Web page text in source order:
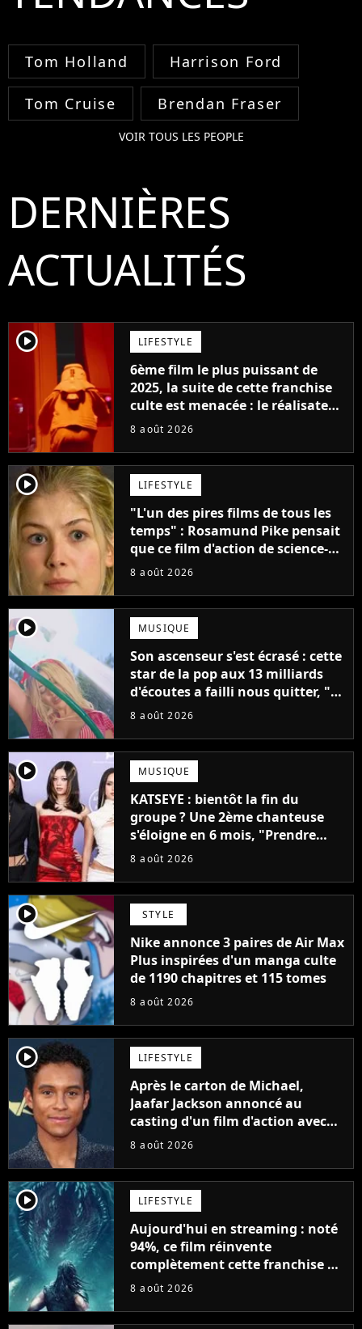
Tom Holland Harrison Ford
Tom Cruise Brendan Fraser
VOIR TOUS LES PEOPLE
DERNIÈRES
ACTUALITÉS
player2 LIFESTYLE
6ème film le plus puissant de
2025, la suite de cette franchise
culte est menacée : le réalisateur
claque la porte pour "différends
8 août 2026
player2 LIFESTYLE
"L'un des pires films de tous les
temps" : Rosamund Pike pensait
que ce film d'action de science-
fiction avec Dwayne Johnson
8 août 2026
player2 MUSIQUE
Son ascenseur s'est écrasé : cette
star de la pop aux 13 milliards
d'écoutes a failli nous quitter, "Je
pensais ne plus jamais chanter"
8 août 2026
player2 MUSIQUE
KATSEYE : bientôt la fin du
groupe ? Une 2ème chanteuse
s'éloigne en 6 mois, "Prendre
cette décision n’a pas été facile"
8 août 2026
player2 STYLE
Nike annonce 3 paires de Air Max
Plus inspirées d'un manga culte
de 1190 chapitres et 115 tomes
8 août 2026
player2 LIFESTYLE
Après le carton de Michael,
Jaafar Jackson annoncé au
casting d'un film d'action avec
Will Smith
8 août 2026
player2 LIFESTYLE
Aujourd'hui en streaming : noté
94%, ce film réinvente
complètement cette franchise de
science-fiction vieille de 40 ans
8 août 2026